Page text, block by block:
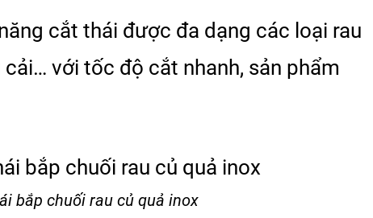
cắt thái được đa dạng các loại rau
với tốc độ cắt nhanh, sản phẩm
bắp chuối rau củ quả inox